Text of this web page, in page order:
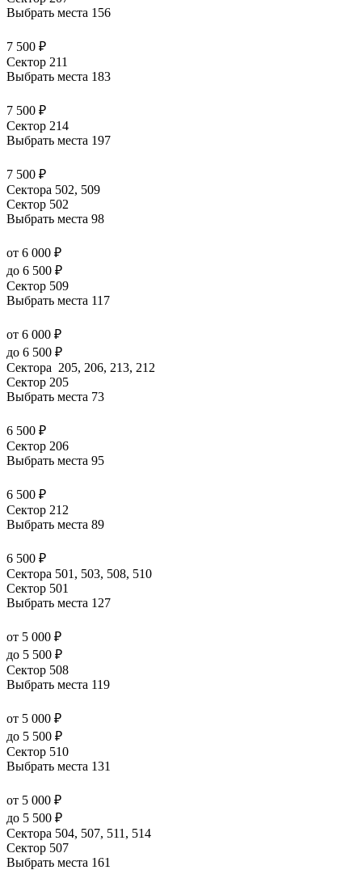
Выбрать места 156
7 500 ₽
Сектор 211
Выбрать места 183
7 500 ₽
Сектор 214
Выбрать места 197
7 500 ₽
Сектора 502, 509
Сектор 502
Выбрать места 98
от 6 000 ₽
до 6 500 ₽
Сектор 509
Выбрать места 117
от 6 000 ₽
до 6 500 ₽
Сектора 205, 206, 213, 212
Сектор 205
Выбрать места 73
6 500 ₽
Сектор 206
Выбрать места 95
6 500 ₽
Сектор 212
Выбрать места 89
6 500 ₽
Сектора 501, 503, 508, 510
Сектор 501
Выбрать места 127
от 5 000 ₽
до 5 500 ₽
Сектор 508
Выбрать места 119
от 5 000 ₽
до 5 500 ₽
Сектор 510
Выбрать места 131
от 5 000 ₽
до 5 500 ₽
Сектора 504, 507, 511, 514
Сектор 507
Выбрать места 161